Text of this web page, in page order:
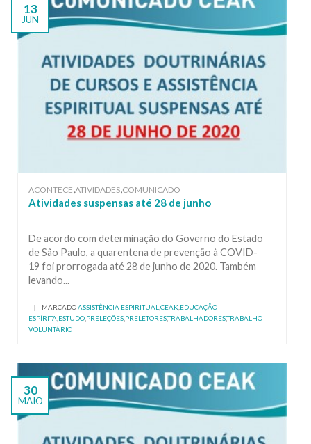
13
JUN
ACONTECE,ATIVIDADES,COMUNICADO
Atividades suspensas até 28 de junho
De acordo com determinação do Governo do Estado
de São Paulo, a quarentena de prevenção à COVID-
19 foi prorrogada até 28 de junho de 2020. Também
levando...
| MARCADOASSISTÊNCIA ESPIRITUAL,CEAK,EDUCAÇÃO
ESPÍRITA,ESTUDO,PRELEÇÕES,PRELETORES,TRABALHADORES,TRABALHO
VOLUNTÁRIO
30
MAIO